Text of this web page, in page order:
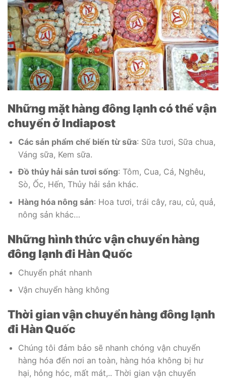
Những mặt hàng đông lạnh có thể vận
chuyển ở Indiapost
Các sản phẩm chế biến từ sữa: Sữa tươi, Sữa chua,
Váng sữa, Kem sữa.
Đồ thủy hải sản tươi sống: Tôm, Cua, Cá, Nghêu,
Sò, Ốc, Hến, Thủy hải sản khác.
Hàng hóa nông sản: Hoa tươi, trái cây, rau, củ, quả,
nông sản khác…
Những hình thức vận chuyển hàng
đông lạnh đi Hàn Quốc
Chuyển phát nhanh
Vận chuyển hàng không
Thời gian vận chuyển hàng đông lạnh
đi Hàn Quốc
Chúng tôi đảm bảo sẽ nhanh chóng vận chuyển
hàng hóa đến nơi an toàn, hàng hóa không bị hư
hại, hỏng hóc, mất mát,.. Thời gian vận chuyển